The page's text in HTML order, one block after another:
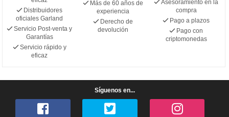
Distribuidores
oficiales Garland
Servicio Post-venta y
Garantías
Servicio rápido y
eficaz
Más de 60 años de
experiencia
Derecho de
devolución
Asesoramiento en la
compra
Pago a plazos
Pago con
criptomonedas
Síguenos en...